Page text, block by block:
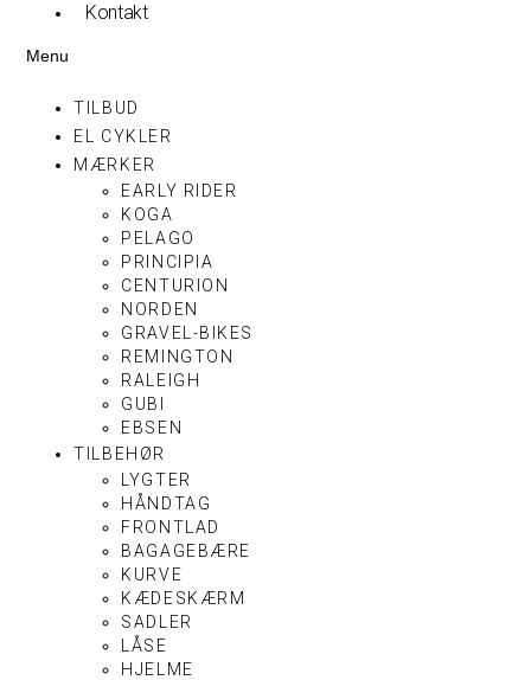
Kontakt
Menu
TILBUD
EL CYKLER
MÆRKER
EARLY RIDER
KOGA
PELAGO
PRINCIPIA
CENTURION
NORDEN
GRAVEL-BIKES
REMINGTON
RALEIGH
GUBI
EBSEN
TILBEHØR
LYGTER
HÅNDTAG
FRONTLAD
BAGAGEBÆRE
KURVE
KÆDESKÆRM
SADLER
LÅSE
HJELME